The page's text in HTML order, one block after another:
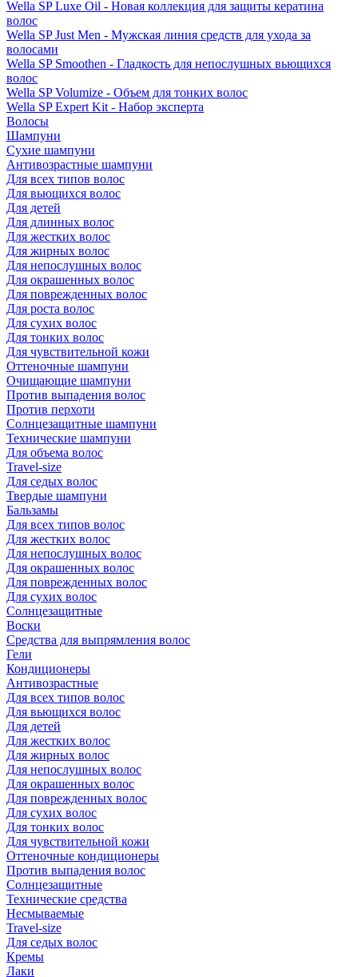
Wella SP Luxe Oil - Новая коллекция для защиты кератина
волос
Wella SP Just Men - Мужская линия средств для ухода за
волосами
Wella SP Smoothen - Гладкость для непослушных вьющихся
волос
Wella SP Volumize - Объем для тонких волос
Wella SP Expert Kit - Набор эксперта
Волосы
Шампуни
Сухие шампуни
Антивозрастные шампуни
Для всех типов волос
Для вьющихся волос
Для детей
Для длинных волос
Для жестких волос
Для жирных волос
Для непослушных волос
Для окрашенных волос
Для поврежденных волос
Для роста волос
Для сухих волос
Для тонких волос
Для чувствительной кожи
Оттеночные шампуни
Очищающие шампуни
Против выпадения волос
Против перхоти
Солнцезащитные шампуни
Технические шампуни
Для объема волос
Travel-size
Для седых волос
Твердые шампуни
Бальзамы
Для всех типов волос
Для жестких волос
Для непослушных волос
Для окрашенных волос
Для поврежденных волос
Для сухих волос
Солнцезащитные
Воски
Средства для выпрямления волос
Гели
Кондиционеры
Антивозрастные
Для всех типов волос
Для вьющихся волос
Для детей
Для жестких волос
Для жирных волос
Для непослушных волос
Для окрашенных волос
Для поврежденных волос
Для сухих волос
Для тонких волос
Для чувствительной кожи
Оттеночные кондиционеры
Против выпадения волос
Солнцезащитные
Технические средства
Несмываемые
Travel-size
Для седых волос
Кремы
Лаки